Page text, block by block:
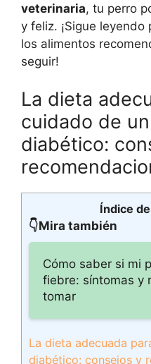
veterinaria, tu perro
y feliz. ¡Sigue
los alimentos
seguir!
La dieta
cuidado de
diabético:
Índice
👇Mira también
Cómo saber si mi
fiebre: síntomas y
tomar
La dieta adecuada
diabético: consejos y